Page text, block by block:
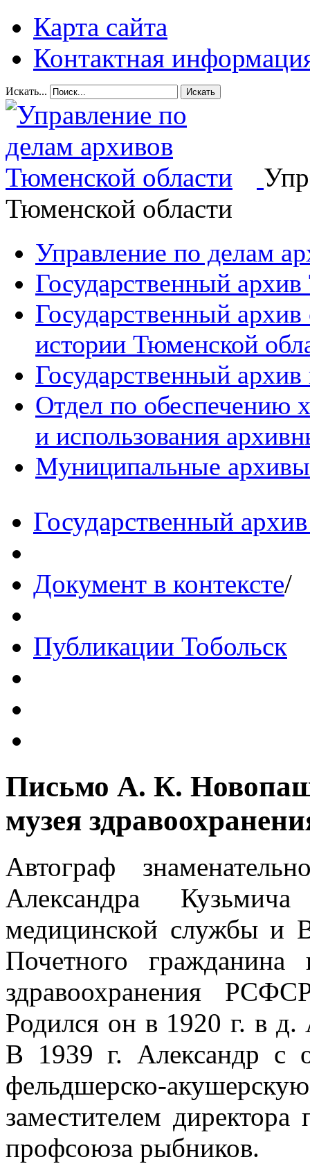
Карта сайта
Контактная
Искать... Искать
Тюменской области
Управление по делам
Государственный
Государственный
истории Тюменской
Государственный архив
Отдел по обеспечению
и использования
Муниципальные архивы
Государственный
Документ в контексте/
Публикации Тобольск
Письмо А. К.
музея
Автограф
Александра
медицинской службы и
Почетного гражданина
здравоохранения
Родился он в 1920 г. в д.
В 1939 г. Александр с
фельдшерско-
заместителем
профсоюза рыбников.